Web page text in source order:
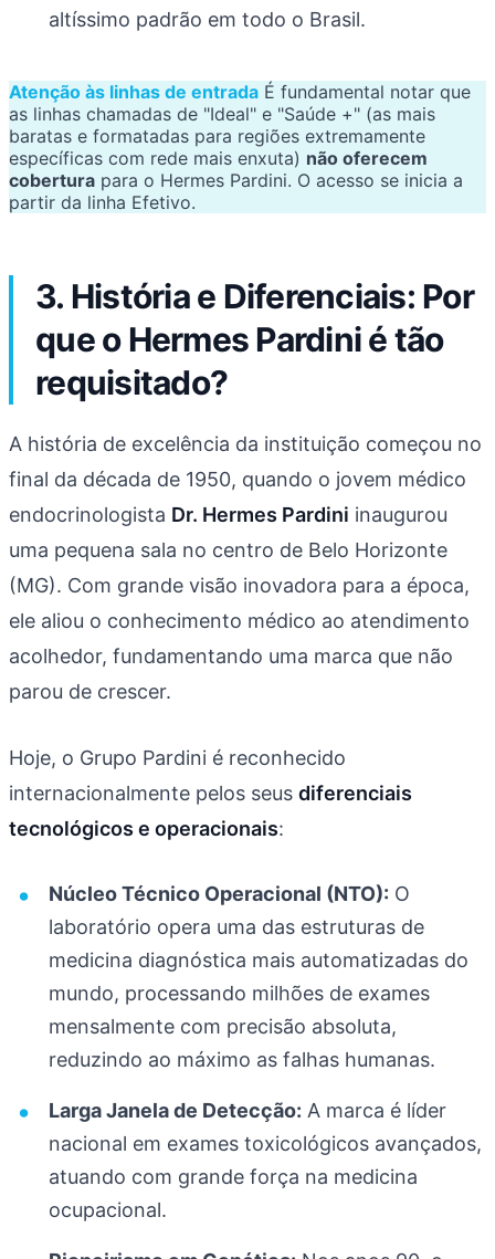
altíssimo padrão em todo o Brasil.
Atenção às linhas de entrada É fundamental notar que
as linhas chamadas de "Ideal" e "Saúde +" (as mais
baratas e formatadas para regiões extremamente
específicas com rede mais enxuta) não oferecem
cobertura para o Hermes Pardini. O acesso se inicia a
partir da linha Efetivo.
3. História e Diferenciais: Por
que o Hermes Pardini é tão
requisitado?
A história de excelência da instituição começou no
final da década de 1950, quando o jovem médico
endocrinologista Dr. Hermes Pardini inaugurou
uma pequena sala no centro de Belo Horizonte
(MG). Com grande visão inovadora para a época,
ele aliou o conhecimento médico ao atendimento
acolhedor, fundamentando uma marca que não
parou de crescer.
Hoje, o Grupo Pardini é reconhecido
internacionalmente pelos seus diferenciais
tecnológicos e operacionais:
Núcleo Técnico Operacional (NTO): O
laboratório opera uma das estruturas de
medicina diagnóstica mais automatizadas do
mundo, processando milhões de exames
mensalmente com precisão absoluta,
reduzindo ao máximo as falhas humanas.
Larga Janela de Detecção: A marca é líder
nacional em exames toxicológicos avançados,
atuando com grande força na medicina
ocupacional.